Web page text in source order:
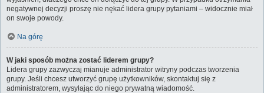
negatywnej decyzji proszę nie nękać lidera grupy pytaniami – widocznie miał
on swoje powody.
Na górę
W jaki sposób można zostać liderem grupy?
Lidera grupy zazwyczaj mianuje administrator witryny podczas tworzenia
grupy. Jeśli chcesz utworzyć grupę użytkowników, skontaktuj się z
administratorem, wysyłając do niego prywatną wiadomość.